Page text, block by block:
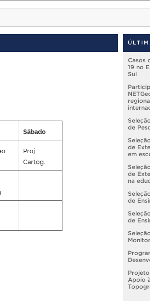
Sábado
Proj.
Cartog.
Casos
19 no
Sul
de
de
em
de
na
de
de
Apoio